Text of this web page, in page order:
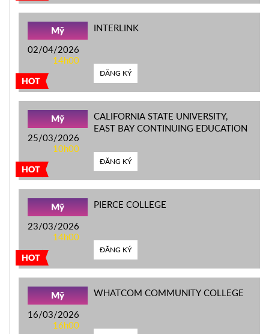
HOT
Mỹ
02/04/2026
14h00
INTERLINK
ĐĂNG KÝ
HOT
Mỹ
25/03/2026
10h00
CALIFORNIA STATE UNIVERSITY,
EAST BAY CONTINUING EDUCATION
ĐĂNG KÝ
HOT
Mỹ
23/03/2026
14h00
PIERCE COLLEGE
ĐĂNG KÝ
Mỹ
16/03/2026
16h00
WHATCOM COMMUNITY COLLEGE